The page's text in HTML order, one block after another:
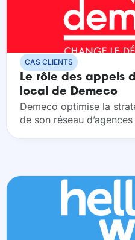
CAS CLIENTS
Le rôle des appels
local de Demeco
Demeco optimise la
de son réseau